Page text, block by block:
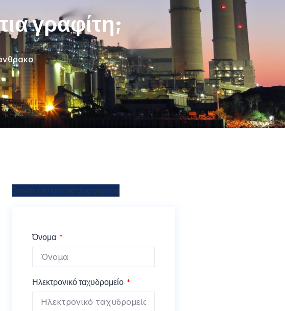
γραφίτη;
Στείλτε την έρευνά σας σήμερα
Όνομα
Ηλεκτρονικό ταχυδρομείο